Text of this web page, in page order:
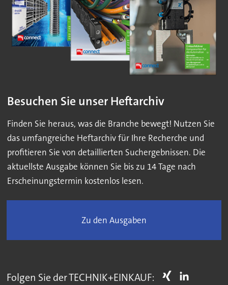
Besuchen Sie unser Heftarchiv
Finden Sie heraus, was die Branche bewegt! Nutzen Sie
das umfangreiche Heftarchiv für Ihre Recherche und
profitieren Sie von detaillierten Suchergebnissen. Die
aktuellste Ausgabe können Sie bis zu 14 Tage nach
Erscheinungstermin kostenlos lesen.
Zu den Ausgaben
Folgen Sie der TECHNIK+EINKAUF: